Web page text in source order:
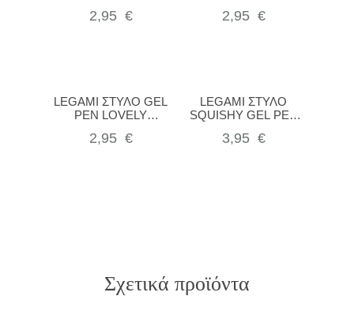
PINK VCPP0002
2,95 €
VCPP0001
2,95 €
LEGAMI ΣΤΥΛΟ GEL
PEN LOVELY
VCPP0005
2,95 €
LEGAMI ΣΤΥΛΟ
SQUISHY GEL PEN
BEAR VSQP0006
3,95 €
Σχετικά προϊόντα